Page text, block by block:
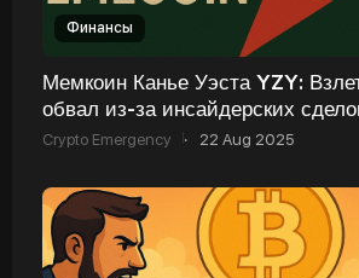
Финансы
Мемкоин Канье Уэста YZY:
обвал из-за инсайдерских
Crypto Emergency · 22 Aug 2025